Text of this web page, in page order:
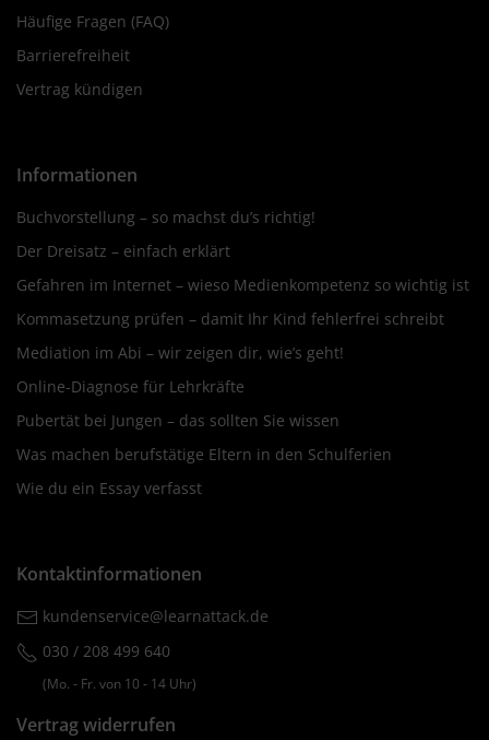
Häufige Fragen (FAQ)
Barrierefreiheit
Vertrag kündigen
Informationen
Buchvorstellung – so machst du’s richtig!
Der Dreisatz – einfach erklärt
Gefahren im Internet – wieso Medienkompetenz so wichtig ist
Kommasetzung prüfen – damit Ihr Kind fehlerfrei schreibt
Mediation im Abi – wir zeigen dir, wie’s geht!
Online-Diagnose für Lehrkräfte
Pubertät bei Jungen – das sollten Sie wissen
Was machen berufstätige Eltern in den Schulferien
Wie du ein Essay verfasst
Kontaktinformationen
kundenservice@learnattack.de
030 / 208 499 640
(Mo. ‐ Fr. von 10 ‐ 14 Uhr)
Vertrag widerrufen